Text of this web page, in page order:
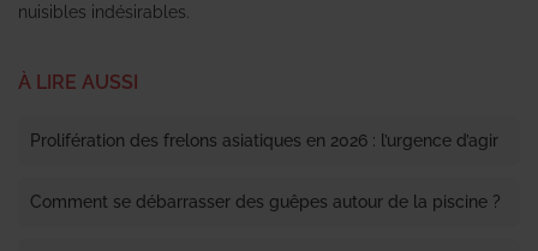
nuisibles indésirables.
À LIRE AUSSI
Prolifération des frelons asiatiques en 2026 : l’urgence d’agir
Comment se débarrasser des guêpes autour de la piscine ?